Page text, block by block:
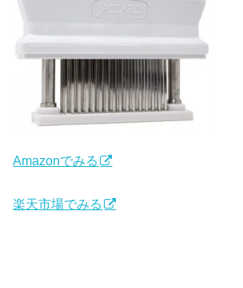
Amazonでみる
楽天市場でみる